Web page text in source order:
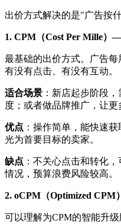
出价方式解决的是"广告按
1. CPM（Cost Per Mille
最基础的出价方式。广告
有没有点击、有没有互动。
适合场景 ：新店起步阶段
度；或者做品牌推广，让更
优点 ：操作简单，能快速
光为首要目标的卖家。
缺点 ：不关心点击和转化
情况，预算浪费风险较高。
2. oCPM（Optimized
可以理解为CPM的智能升